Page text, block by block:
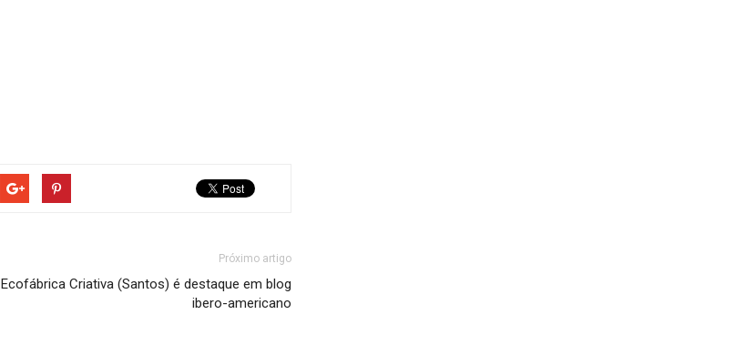
Próximo artigo
Ecofábrica Criativa (Santos) é destaque em blog
ibero-americano